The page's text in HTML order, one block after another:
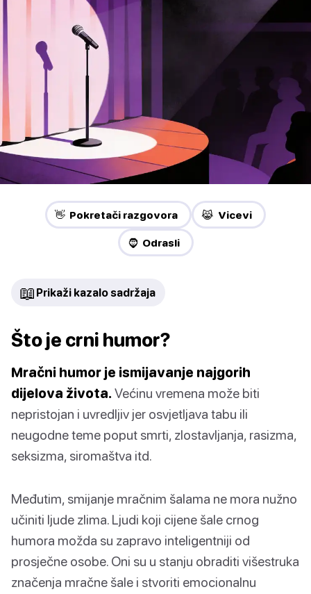
👋 Pokretači razgovora 😹 Vicevi
🧔 Odrasli
📖 Prikaži kazalo sadržaja
Što je crni humor?
Mračni humor je ismijavanje najgorih
dijelova života. Većinu vremena može biti
nepristojan i uvredljiv jer osvjetljava tabu ili
neugodne teme poput smrti, zlostavljanja, rasizma,
seksizma, siromaštva itd.
Međutim, smijanje mračnim šalama ne mora nužno
učiniti ljude zlima. Ljudi koji cijene šale crnog
humora možda su zapravo inteligentniji od
prosječne osobe. Oni su u stanju obraditi višestruka
značenja mračne šale i stvoriti emocionalnu